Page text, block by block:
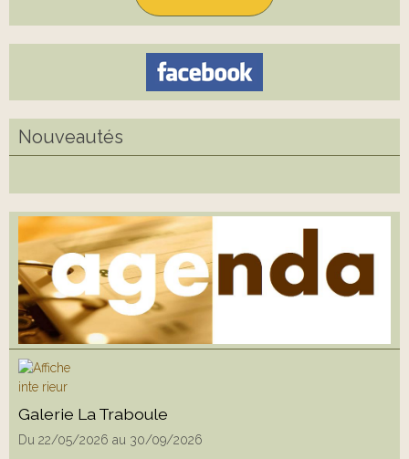
Nouveautés
Galerie La Traboule
Du 22/05/2026 au 30/09/2026